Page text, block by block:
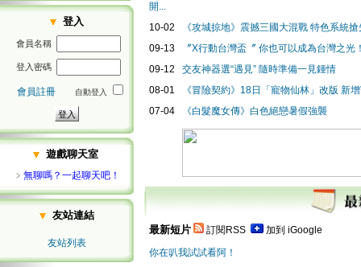
登入
會員名稱
登入密碼
會員註冊 自動登入
遊戲聊天室
﹥ 無聊嗎？一起聊天吧！
友站連結
友站列表
開...
10-02
《攻城掠地》震撼三國大混戰 特色系統
09-13
〞X行動台灣盃〞 你也可以成為台灣之光
09-12 交友神器選“遇見” 隨時準備一見鍾情
08-01
《冒險契約》18日「寵物仙林」改版 新
07-04
《白髮魔女傳》白色絕戀暑假強襲
最新短片 訂閱RSS
加到 iGoogle
你在叭我試試看阿！